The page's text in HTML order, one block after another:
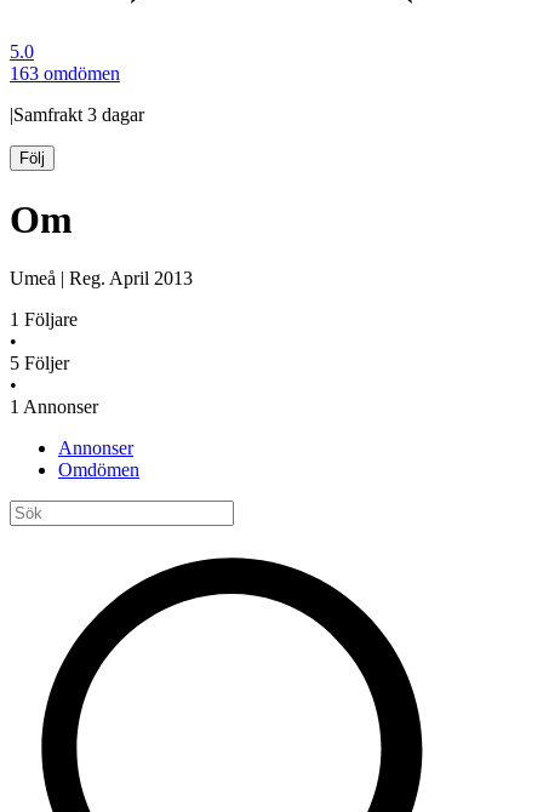
5.0
163 omdömen
|Samfrakt 3 dagar
Följ
Om
Umeå | Reg. April 2013
1 Följare
•
5 Följer
•
1 Annonser
Annonser
Omdömen